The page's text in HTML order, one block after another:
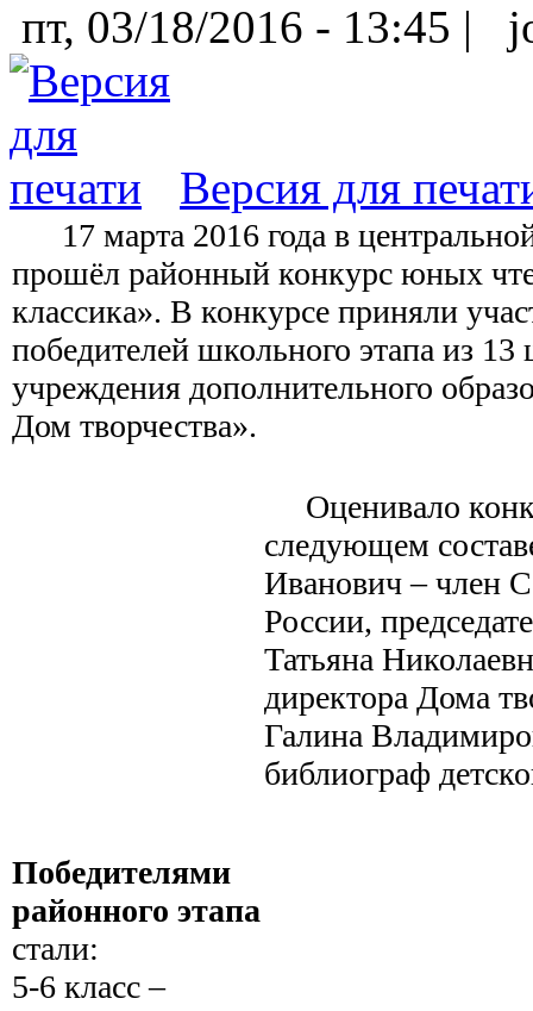
пт, 03/18/2016 - 13:45 |
Версия для
17 марта 2016 года в
прошёл районный конкурс юных
классика». В конкурсе приняли
победителей школьного этапа из
учреждения дополнительного
Дом творчества».
Оценивало
следующем
Иванович – член
России,
Татьяна
директора Дома
Галина
библиограф
Победителями
районного этапа
стали:
5-6 класс –